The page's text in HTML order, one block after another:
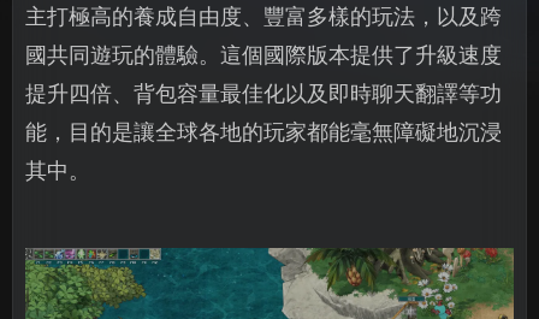
主打極高的養成自由度、豐富多樣的玩法，以及跨
國共同遊玩的體驗。這個國際版本提供了升級速度
提升四倍、背包容量最佳化以及即時聊天翻譯等功
能，目的是讓全球各地的玩家都能毫無障礙地沉浸
其中。